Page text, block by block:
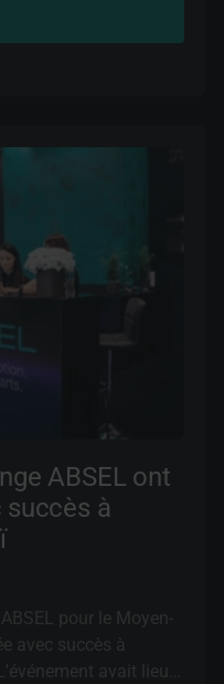
dans des
à l'aide des
L'utilisation de
(Ca) offre une
un démarrage
électrique
garantissant des
plage de
de notre propre
de la qualité à tous
Toutes les
nécessitent aucun
ABSEL ont
succès à
pour le Moyen-
avec succès à
avait lieu